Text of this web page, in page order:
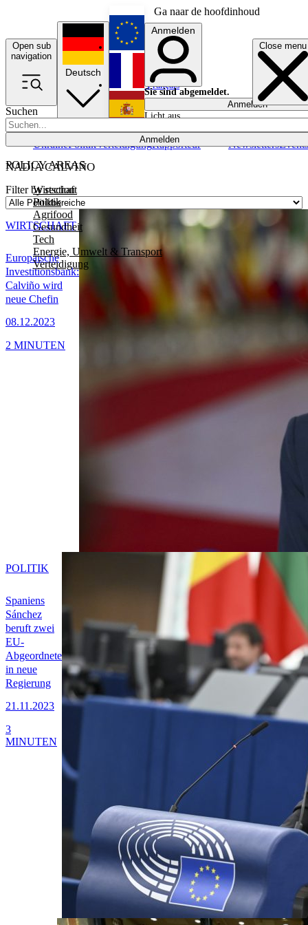
Ga naar de hoofdinhoud
Open sub
navigation
Close menu
Suchen
Anmelden
POLICY AREAS
Wirtschaft
Politik
Agrifood
Gesundheit
Tech
Energie, Umwelt & Transport
Verteidigung
UkrainePolitikVerteidigungRapporteur NewslettersEvents
Deutsch
English
Français
Anmelden
Sie sind abgemeldet.
Anmelden
Licht aus
NADIA CALVIÑO
Filter by section
Europäische
Investitionsbank:
Calviño wird
neue Chefin
08.12.2023
WIRTSCHAFT
2 MINUTEN
Spaniens
Sánchez
beruft zwei
EU-
Abgeordnete
in neue
Regierung
21.11.2023
POLITIK
3
MINUTEN